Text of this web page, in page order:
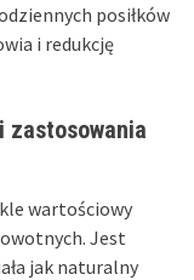
posiłków
i redukcję
zastosowania
wartościowy
Jest
jak naturalny